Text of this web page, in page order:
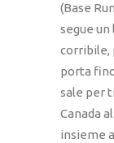
(Base
segue
corribile,
porta
sale per
Canada
insieme